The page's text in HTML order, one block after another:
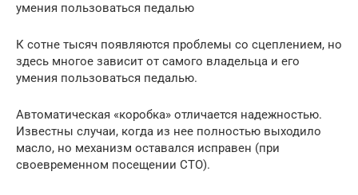
умения пользоваться педалью
К сотне тысяч появляются проблемы со сцеплением, но
здесь многое зависит от самого владельца и его
умения пользоваться педалью.
Автоматическая «коробка» отличается надежностью.
Известны случаи, когда из нее полностью выходило
масло, но механизм оставался исправен (при
своевременном посещении СТО).